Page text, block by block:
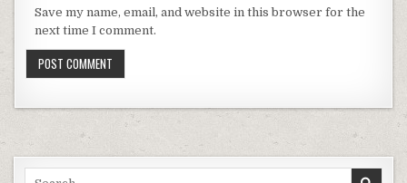
Save my name, email, and website in this browser for the
next time I comment.